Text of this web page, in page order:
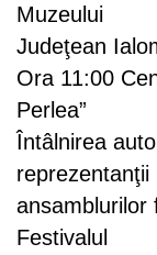
Muzeului
Judeţean
Ora 11:00
Perlea”
Întâlnirea
reprezentanţii
ansamblurilor
Festivalul